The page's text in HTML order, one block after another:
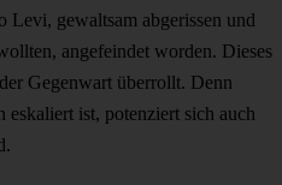
Levi, gewaltsam abgerissen und
angefeindet worden. Dieses
Gegenwart überrollt. Denn
ist, potenziert sich auch